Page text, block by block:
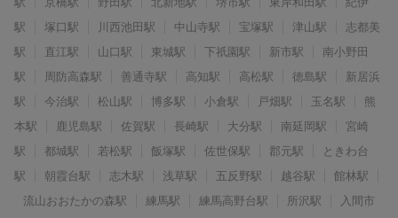
駅
塚口駅 川西池田駅 中山寺駅 宝塚駅 津山駅
志都美
駅
直江駅 山口駅 東城駅 下祇園駅 新市駅
南小野田
駅
周防高森駅 善通寺駅 高知駅 高松駅 徳島駅
新居浜
駅
今治駅 松山駅 博多駅 小倉駅 戸畑駅 玉名駅
熊
本駅
鹿児島駅 佐賀駅 長崎駅 大分駅 南延岡駅
宮崎
駅
都城駅 若松駅 飯塚駅 佐世保駅 郡元駅
ときわ台
駅
朝霞台駅 志木駅 浅草駅 五反野駅 越谷駅
館林駅
流山おおたかの森駅
練馬駅 練馬高野台駅 所沢駅
入間市